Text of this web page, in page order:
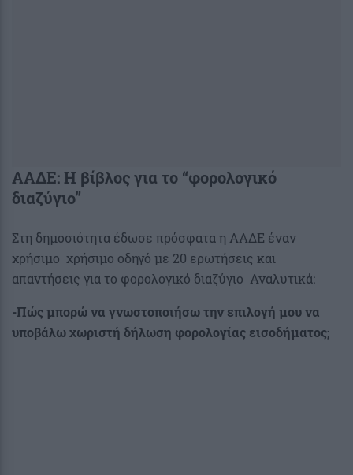
ΑΑΔΕ: Η βίβλος για το “φορολογικό
διαζύγιο”
Στη δημοσιότητα έδωσε πρόσφατα η ΑΑΔΕ έναν
χρήσιμο χρήσιμο οδηγό με 20 ερωτήσεις και
απαντήσεις για το φορολογικό διαζύγιο Αναλυτικά:
-Πώς μπορώ να γνωστοποιήσω την επιλογή μου να
υποβάλω χωριστή δήλωση φορολογίας εισοδήματος;